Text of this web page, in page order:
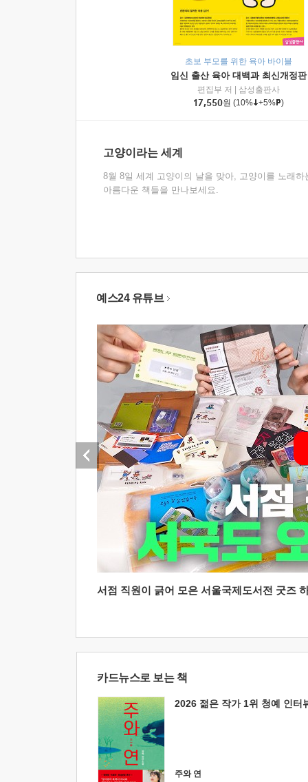
초보 부모를 위한 육아 바이블
임신 출산 육아 대백과 최신개정판
편집부 저
삼성출판사
17,550원 (10% +5% )
고양이라는 세계
8월 8일 세계 고양이의 날을 맞아, 고양이를 노래하
아름다운 책들을 만나보세요.
예스24 유튜브
서점 직원이 긁어 모은 서울국제도서전 굿즈
카드뉴스로 보는 책
2026 젊은 작가 1위 청예 인터
주와 연